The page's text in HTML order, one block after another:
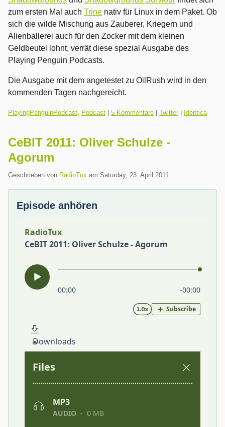
zum ersten Mal auch Trine nativ für Linux in dem Paket. Ob
sich die wilde Mischung aus Zauberer, Kriegern und
Alienballerei auch für den Zocker mit dem kleinen
Geldbeutel lohnt, verrät diese spezial Ausgabe des
Playing Penguin Podcasts.
Die Ausgabe mit dem angetestet zu OilRush wird in den
kommenden Tagen nachgereicht.
Kategorien:
PlayingPenguinPodcast, Podcast 5 Kommentare Twitter| Identica
CeBIT 2011: Oliver Schulze -
Agorum
Geschrieben von RadioTux am Saturday, 23. April 2011
Episode anhören